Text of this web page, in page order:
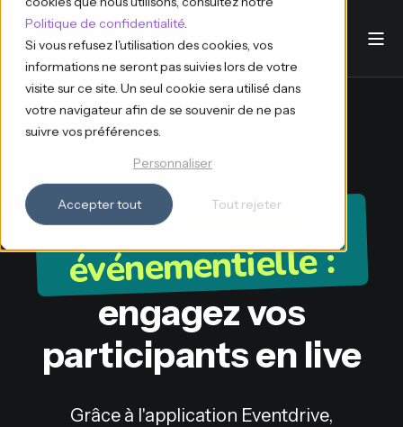
Politique de confidentialité.
Si vous refusez l'utilisation des cookies, vos
informations ne seront pas suivies lors de votre
visite sur ce site. Un seul cookie sera utilisé dans
votre navigateur afin de se souvenir de ne pas
suivre vos préférences.
Personnaliser
Accepter tout Tout rejeter
Interactivité
événementielle :
engagez vos
participants en live
Grâce à l'application Eventdrive,